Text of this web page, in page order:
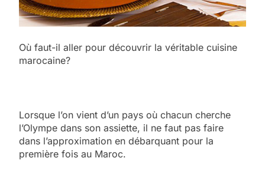
Où faut-il aller pour découvrir la véritable cuisine
marocaine?
Lorsque l’on vient d’un pays où chacun cherche
l’Olympe dans son assiette, il ne faut pas faire
dans l’approximation en débarquant pour la
première fois au Maroc.